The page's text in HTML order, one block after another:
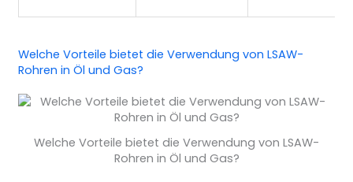
Welche Vorteile bietet die Verwendung von LSAW-
Rohren in Öl und Gas?
Welche Vorteile bietet die Verwendung von LSAW-
Rohren in Öl und Gas?